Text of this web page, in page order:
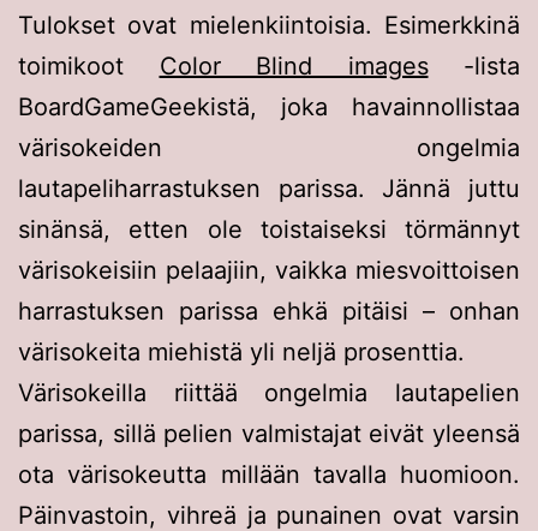
Tulokset ovat mielenkiintoisia. Esimerkkinä
toimikoot Color Blind images-lista
BoardGameGeekistä, joka havainnollistaa
värisokeiden ongelmia
lautapeliharrastuksen parissa. Jännä juttu
sinänsä, etten ole toistaiseksi törmännyt
värisokeisiin pelaajiin, vaikka miesvoittoisen
harrastuksen parissa ehkä pitäisi – onhan
värisokeita miehistä yli neljä prosenttia.
Värisokeilla riittää ongelmia lautapelien
parissa, sillä pelien valmistajat eivät yleensä
ota värisokeutta millään tavalla huomioon.
Päinvastoin, vihreä ja punainen ovat varsin